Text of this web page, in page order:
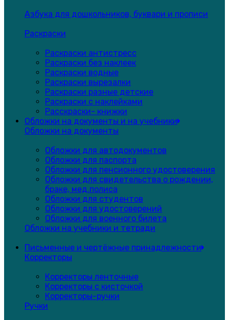
Азбука для дошкольников, буквари и прописи
Раскраски
Раскраски антистресс
Раскраски без наклеек
Раскраски водные
Раскраски вырезалки
Раскраски разные детские
Раскраски с наклейками
Расскраски- книжки
Обложки на документы и на учебники
Обложки на документы
Обложки для автодокументов
Обложки для паспорта
Обложки для пенсионного удостоверения
Обложки для свидетельства о рождении,
браке, мед.полиса
Обложки для студентов
Обложки для удостоверений
Обложки для военного билета
Обложки на учебники и тетради
Письменные и чертёжные принадлежности
Корректоры
Корректоры ленточные
Корректоры с кисточкой
Корректоры-ручки
Ручки